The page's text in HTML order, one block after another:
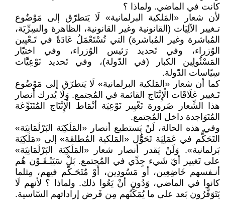
كانت في الماضي. ولماذا ؟
لأن شعار «المَلكية البرلمانية» لَا يَتطرّق إلى مَوْضُوع
تـغيير الآلِيَات (القانونية وغير القانونية، الظاهرة والسِرِّيَة،
المُباشرة وغير المُباشرة) التي تُسْتَعْمَلُ عَادَةً في تَـعْيِين
الوُزراء، وفي تَحديد رَئيس الوُزراء، وفي اختيّار
المَسْئُولِين الكبار (في الدّولة)، وفي تَحديد نَوْعِيَّات
سِيّاسات الدّولة.
كما أن شعار «المَلكية البرلمانية» لَا يَتطرّق إلى مَوْضُوع
تَـغيير عَلَاقَات الْإِنْتَاج القائمة في المُجتمع. وَلَا يُدرك أنصار
هذا الشِّعار ضَرورة تَغْيِير نَوْعِيَة أنْمَاط الْإِنْتَاج المُتَنَوِّعَة
المُتَوَاجدة داخل المُجتمع.
وفي هذه الحالة، لَنْ يَستطيع أنصار «المَلَكِيَة البَرْلَمَانِيَة»
التَحَكُّم في عَمَلِيَة تَحَوُّل «المَلكية المُطلقة» إلى «مَلَكِيَة
بَرلمانية». وَلَنْ يَقدر أنصار شعار «المَلَكِيَة البَرْلَمَانِيَة»
على تَغيير أيّ شَيء جِدِّي في المُجتمع. بَلْ سَيَبْـقَـوْن هُم
أنـفسهم خَاضِعِين، أو مَسُودِين، أَوْ مُتَحَـكَّم فيهم، مِثلما
كانوا في الماضي، وَدُون أنْ يَعُوا ذلك. ولماذا ؟ لأنهم لَا
يَتَوَفَّرُون بَعد على ما يُمَكِّنُهم مِن فَرض إراداتهم السّاسية.